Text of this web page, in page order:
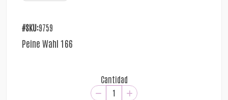
#SKU:9759
Peine Wahl 166
Cantidad